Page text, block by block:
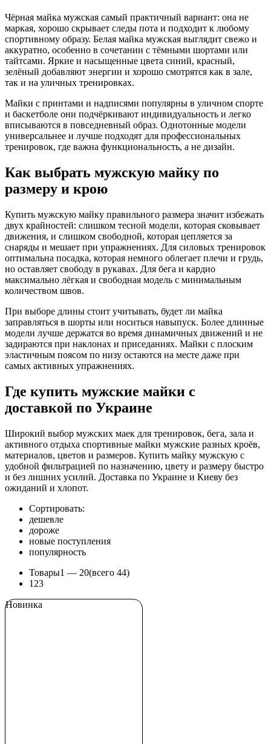
Чёрная майка мужская самый практичный вариант: она не
маркая, хорошо скрывает следы пота и подходит к любому
спортивному образу. Белая майка мужская выглядит свежо и
аккуратно, особенно в сочетании с тёмными шортами или
тайтсами. Яркие и насыщенные цвета синий, красный,
зелёный добавляют энергии и хорошо смотрятся как в зале,
так и на уличных тренировках.
Майки с принтами и надписями популярны в уличном спорте
и баскетболе они подчёркивают индивидуальность и легко
вписываются в повседневный образ. Однотонные модели
универсальнее и лучше подходят для профессиональных
тренировок, где важна функциональность, а не дизайн.
Как выбрать мужскую майку по
размеру и крою
Купить мужскую майку правильного размера значит избежать
двух крайностей: слишком тесной модели, которая сковывает
движения, и слишком свободной, которая цепляется за
снаряды и мешает при упражнениях. Для силовых тренировок
оптимальна посадка, которая немного облегает плечи и грудь,
но оставляет свободу в рукавах. Для бега и кардио
максимально лёгкая и свободная модель с минимальным
количеством швов.
При выборе длины стоит учитывать, будет ли майка
заправляться в шорты или носиться навыпуск. Более длинные
модели лучше держатся во время динамичных движений и не
задираются при наклонах и приседаниях. Майки с плоским
эластичным поясом по низу остаются на месте даже при
самых активных упражнениях.
Где купить мужские майки с
доставкой по Украине
Широкий выбор мужских маек для тренировок, бега, зала и
активного отдыха спортивные майки мужские разных кроёв,
материалов, цветов и размеров. Купить майку мужскую с
удобной фильтрацией по назначению, цвету и размеру быстро
и без лишних усилий. Доставка по Украине и Киеву без
ожиданий и хлопот.
Сортировать:
дешевле
дороже
новые поступления
популярность
Товары1 — 20(всего 44)
1 23
Новинка